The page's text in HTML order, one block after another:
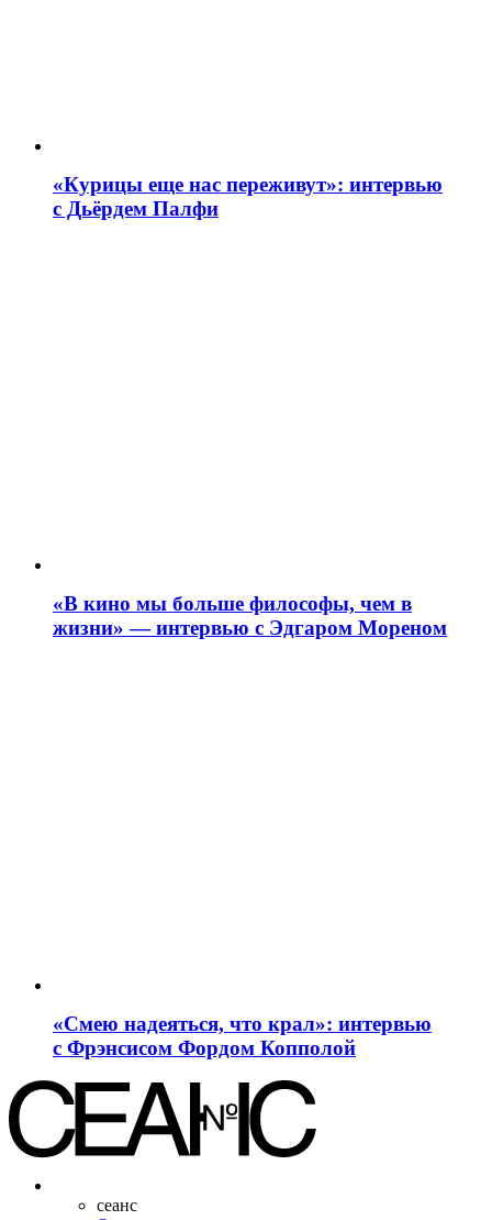
«Курицы еще нас переживут»: интервью
с Дьёрдем Палфи
«В кино мы больше философы, чем в
жизни» — интервью с Эдгаром Мореном
«Смею надеяться, что крал»: интервью
с Фрэнсисом Фордом Копполой
сеанс